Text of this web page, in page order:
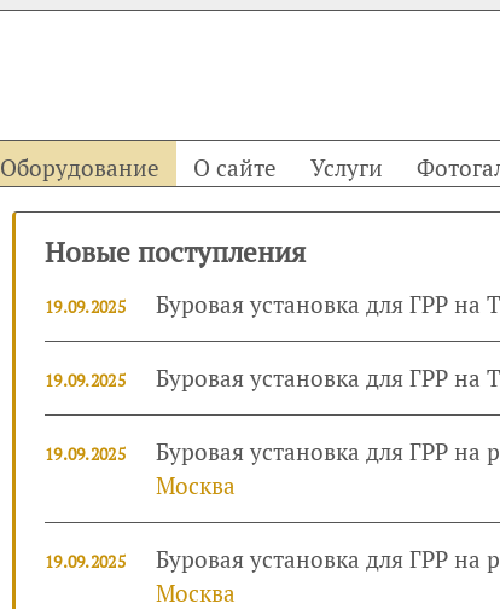
Оборудование О сайте Услуги
Новые поступления
19.09.2025 Буровая установка для ГРР на
19.09.2025 Буровая установка для ГРР на
19.09.2025 Буровая установка для ГРР
Москва
19.09.2025 Буровая установка для ГРР на
Москва